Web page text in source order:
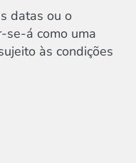
datas ou o
se-á como uma
às condições